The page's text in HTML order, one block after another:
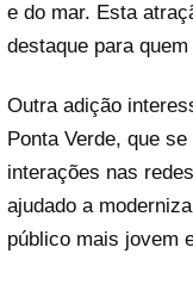
e do mar. Esta
destaque para
Outra adição
Ponta Verde, que
interações nas
ajudado a
público mais jovem